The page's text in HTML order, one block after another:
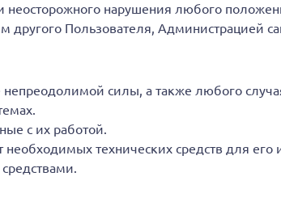
нарушения любого
другого Пользователя, Администрацией
силы, а также любого
с их работой.
технических средств для его